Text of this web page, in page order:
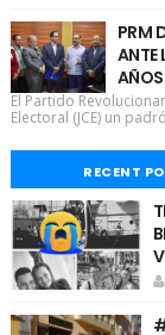
PRM
ANTE
El Partido
Electoral (JCE) un
RECENT